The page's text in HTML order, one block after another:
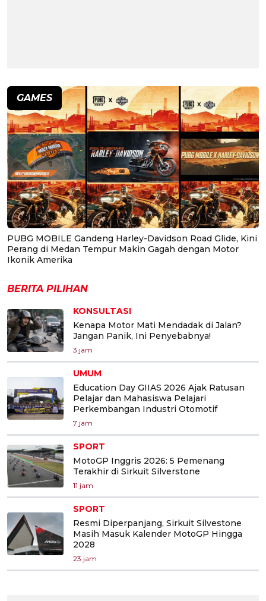
GAMES
PUBG MOBILE Gandeng Harley-Davidson Road Glide, Kini
Perang di Medan Tempur Makin Gagah dengan Motor
Ikonik Amerika
BERITA PILIHAN
KONSULTASI
Kenapa Motor Mati Mendadak di Jalan?
Jangan Panik, Ini Penyebabnya!
3 jam
UMUM
Education Day GIIAS 2026 Ajak Ratusan
Pelajar dan Mahasiswa Pelajari
Perkembangan Industri Otomotif
7 jam
SPORT
MotoGP Inggris 2026: 5 Pemenang
Terakhir di Sirkuit Silverstone
11 jam
SPORT
Resmi Diperpanjang, Sirkuit Silvestone
Masih Masuk Kalender MotoGP Hingga
2028
23 jam